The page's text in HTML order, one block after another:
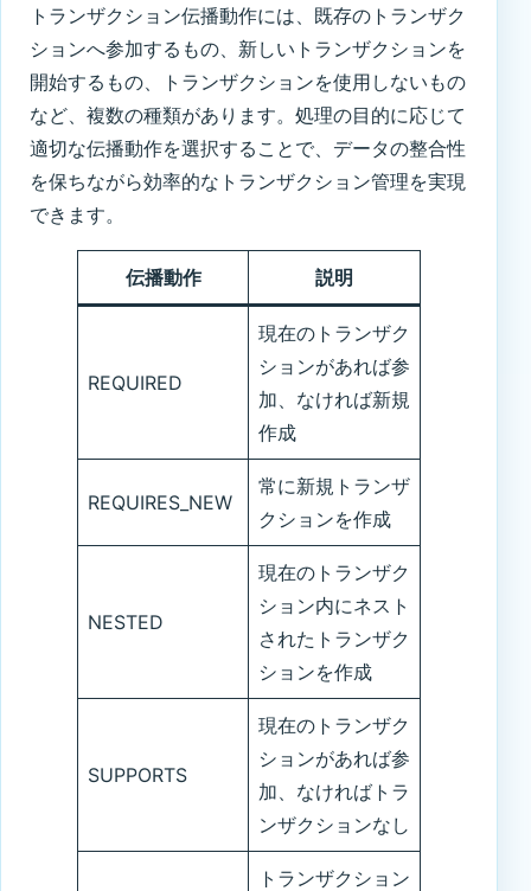
トランザクション伝播動作には、既存のトランザク
ションへ参加するもの、新しいトランザクションを
開始するもの、トランザクションを使用しないもの
など、複数の種類があります。処理の目的に応じて
適切な伝播動作を選択することで、データの整合性
を保ちながら効率的なトランザクション管理を実現
できます。
伝播動作 説明
REQUIRED
現在のトランザク
ションがあれば参
加、なければ新規
作成
REQUIRES_NEW
常に新規トランザ
クションを作成
NESTED
現在のトランザク
ション内にネスト
されたトランザク
ションを作成
SUPPORTS
現在のトランザク
ションがあれば参
加、なければトラ
ンザクションなし
トランザクション